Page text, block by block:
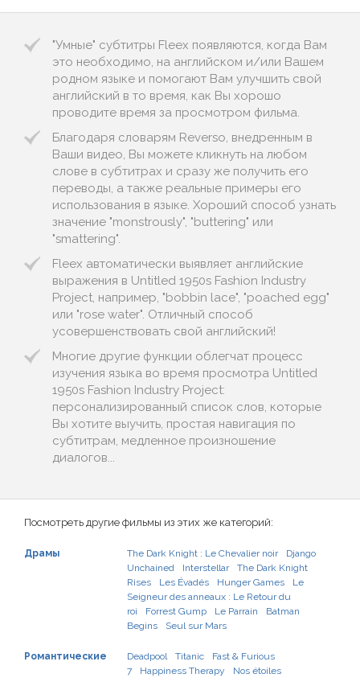
"Умные" субтитры Fleex появляются, когда Вам
это необходимо, на английском и/или Вашем
родном языке и помогают Вам улучшить свой
английский в то время, как Вы хорошо
проводите время за просмотром фильма.
Благодаря словарям Reverso, внедренным в
Ваши видео, Вы можете кликнуть на любом
слове в субтитрах и сразу же получить его
переводы, а также реальные примеры его
использования в языке. Хороший способ узнать
значение "monstrously", "buttering" или
"smattering".
Fleex автоматически выявляет английские
выражения в Untitled 1950s Fashion Industry
Project, например, "bobbin lace", "poached egg"
или "rose water". Отличный способ
усовершенствовать свой английский!
Многие другие функции облегчат процесс
изучения языка во время просмотра Untitled
1950s Fashion Industry Project:
персонализированный список слов, которые
Вы хотите выучить, простая навигация по
субтитрам, медленное произношение
диалогов...
Посмотреть другие фильмы из этих же категорий:
Драмы The Dark Knight : Le Chevalier noir
Django
Unchained
Interstellar
The Dark Knight
Rises
Les Évadés Hunger Games
Le
Seigneur des anneaux : Le Retour du
roi
Forrest Gump Le Parrain
Batman
Begins
Seul sur Mars
Романтические Deadpool Titanic
Fast & Furious
7
Happiness Therapy Nos étoiles